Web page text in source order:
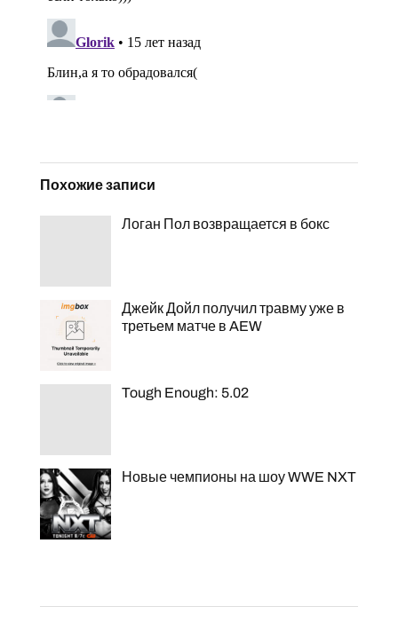
Похожие записи
Логан Пол возвращается в бокс
Джейк Дойл получил травму уже в
третьем матче в AEW
Tough Enough: 5.02
Новые чемпионы на шоу WWE NXT